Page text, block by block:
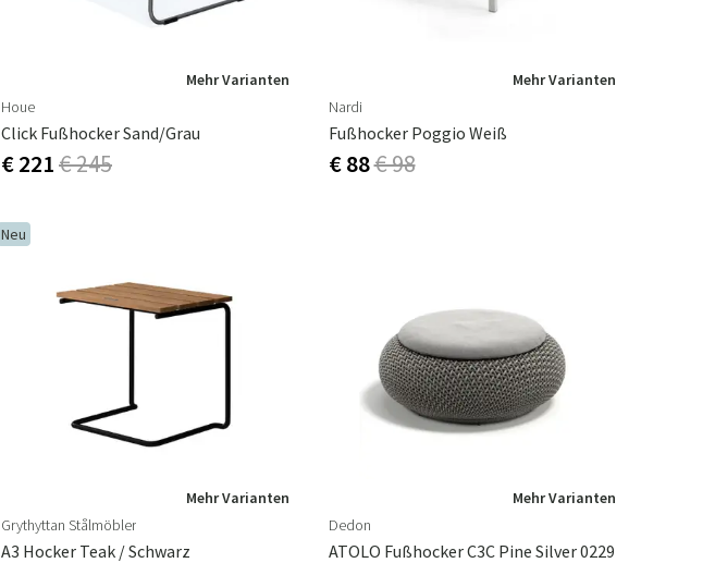
Mehr Varianten
Houe
Click Fußhocker Sand/grau
€ 221€ 245
Mehr Varianten
Nardi
Fußhocker Poggio Weiß
€ 88€ 98
Neu
Mehr Varianten
Grythyttan Stålmöbler
A3 Hocker Teak / Schwarz
Mehr Varianten
Dedon
ATOLO Fußhocker C3C Pine Silver 0229